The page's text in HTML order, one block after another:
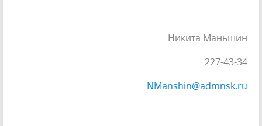
Никита Маньшин
227-43-34
NManshin@admnsk.ru